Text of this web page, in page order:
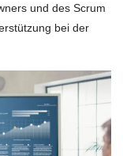
und des Scrum
bei der